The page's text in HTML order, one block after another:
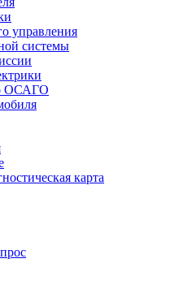
управления
системы
ОСАГО
карта